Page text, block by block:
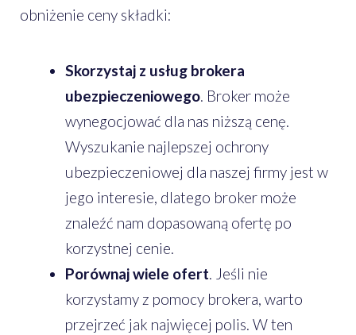
obniżenie ceny składki:
Skorzystaj z usług brokera
ubezpieczeniowego. Broker może
wynegocjować dla nas niższą cenę.
Wyszukanie najlepszej ochrony
ubezpieczeniowej dla naszej firmy jest w
jego interesie, dlatego broker może
znaleźć nam dopasowaną ofertę po
korzystnej cenie.
Porównaj wiele ofert. Jeśli nie
korzystamy z pomocy brokera, warto
przejrzeć jak najwięcej polis. W ten